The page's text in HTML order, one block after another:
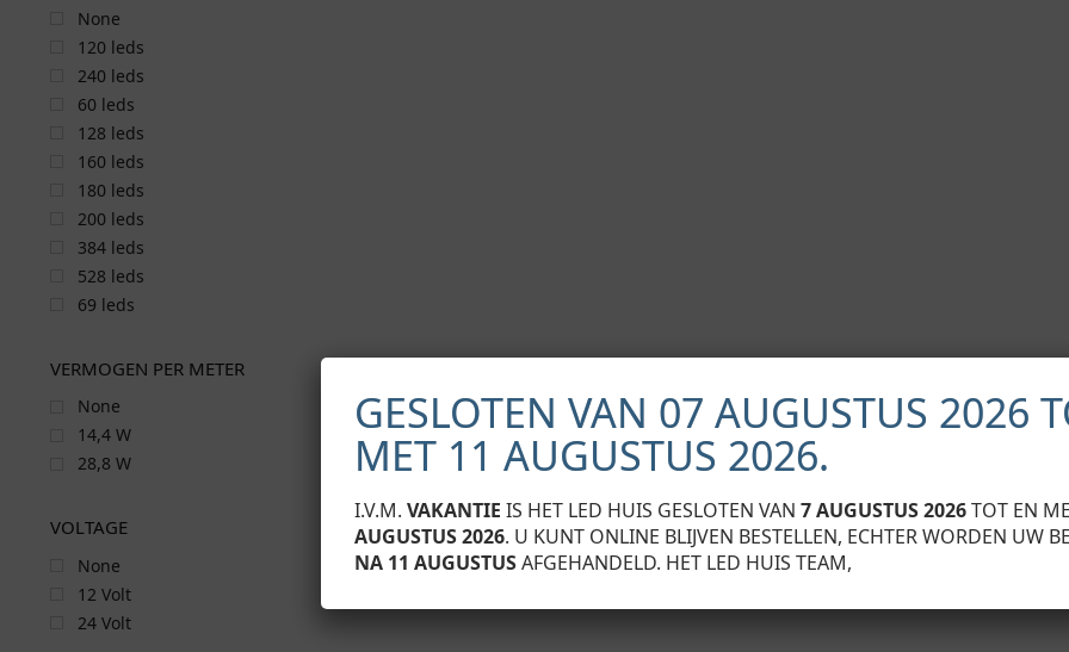
None
120 leds
240 leds
60 leds
128 leds
160 leds
180 leds
200 leds
384 leds
528 leds
69 leds
VERMOGEN PER METER
None
14,4 W
28,8 W
VOLTAGE
None
12 Volt
24 Volt
GESLOTEN VAN 07 AUGUSTUS 2026
MET 11 AUGUSTUS 2026.
I.V.M. VAKANTIE IS HET LED HUIS GESLOTEN VAN 7 AUGUSTUS 2026TOT EN
AUGUSTUS 2026. U KUNT ONLINE BLIJVEN BESTELLEN, ECHTER WORDEN UW
NA 11 AUGUSTUSAFGEHANDELD. HET LED HUIS TEAM,